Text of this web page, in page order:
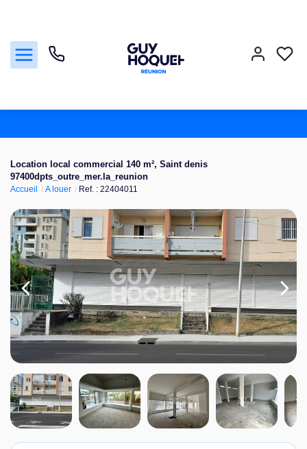
Vendre
Louer
Faire gérer
Nos agences
Nous contacter
Location local commercial 140 m², Saint denis
97400dpts_outre_mer.la_reunion
Accueil A louer Ref. : 22404011